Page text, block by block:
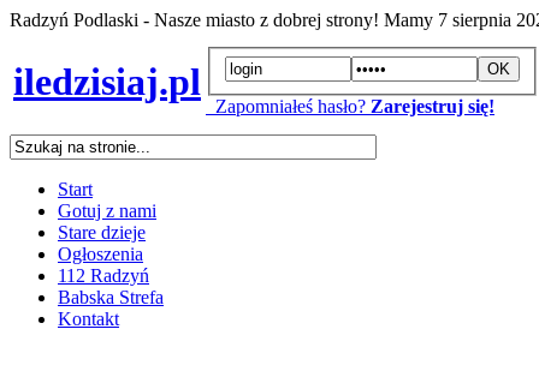
Radzyń Podlaski - Nasze miasto z dobrej strony! Mamy 7 sierpnia
iledzisiaj.pl
Zapomniałeś hasło? Zarejestruj się!
Start
Gotuj z nami
Stare dzieje
Ogłoszenia
112 Radzyń
Babska Strefa
Kontakt